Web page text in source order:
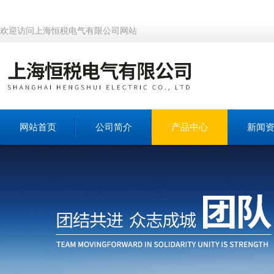
欢迎访问上海恒税电气有限公司网站
网站首页 公司简介 产品中心 新闻